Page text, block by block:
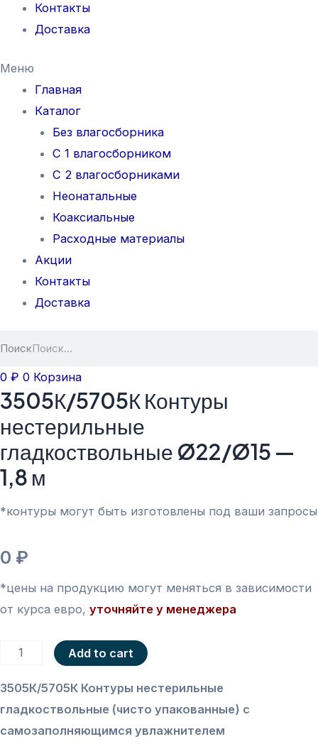
Контакты
Доставка
Меню
Главная
Каталог
Без влагосборника
С 1 влагосборником
С 2 влагосборниками
Неонатальные
Коаксиальные
Расходные материалы
Акции
Контакты
Доставка
Поиск
0 ₽ 0 Корзина
3505К/5705К Контуры
нестерильные
гладкоствольные Ø22/Ø15 —
1,8 м
*контуры могут быть изготовлены под ваши запросы
0 ₽
*цены на продукцию могут меняться в зависимости
от курса евро, уточняйте у менеджера
3505К/5705К
нестерильные
гладкоствольные
Ø22/
Add to cart
3505К/5705К Контуры нестерильные
гладкоствольные (чисто упакованные) с
самозаполняющимся увлажнителем